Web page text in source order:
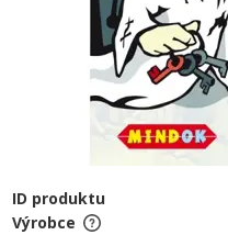
ID produktu
Výrobce